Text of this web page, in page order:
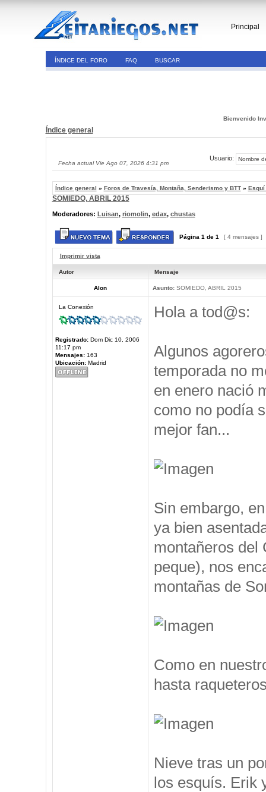
Principal
ÍNDICE DEL FORO FAQ BUSCAR
Bienvenido
Índice general
Fecha actual Vie Ago 07, 2026 4:31 pm
Usuario:
Índice general » Foros de Travesía, Montaña, Senderismo y BTT» Esquí
SOMIEDO, ABRIL 2015
Moderadores: Luisan, riomolin, edax, chustas
Página 1 de 1 [ 4 mensajes ]
Imprimir vista
Autor Mensaje
Alon Asunto:SOMIEDO, ABRIL 2015
La Conexión
Registrado:Dom Dic 10, 2006
11:17 pm
Mensajes:163
Ubicación:Madrid
Hola a tod@s:
Algunos
temporada no
en enero nació
como no podía
mejor fan...
Sin embargo,
ya bien
montañeros del
peque), nos
montañas de
Como en
hasta
Nieve tras un
los esquís. Erik